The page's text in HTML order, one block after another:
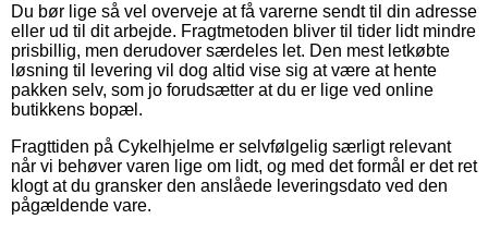
Du bør lige så vel overveje at få varerne sendt til din adresse
eller ud til dit arbejde. Fragtmetoden bliver til tider lidt mindre
prisbillig, men derudover særdeles let. Den mest letkøbte
løsning til levering vil dog altid vise sig at være at hente
pakken selv, som jo forudsætter at du er lige ved online
butikkens bopæl.
Fragttiden på Cykelhjelme er selvfølgelig særligt relevant
når vi behøver varen lige om lidt, og med det formål er det ret
klogt at du gransker den anslåede leveringsdato ved den
pågældende vare.